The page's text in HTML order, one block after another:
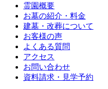
霊園概要
お墓の紹介・料金
建墓・改葬について
お客様の声
よくある質問
アクセス
お問い合わせ
資料請求・見学予約